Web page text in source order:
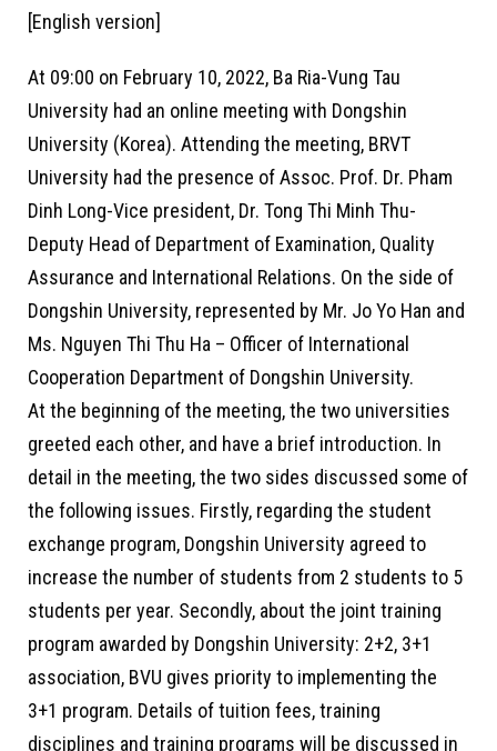
[English version]
At 09:00 on February 10, 2022, Ba Ria-Vung Tau
University had an online meeting with Dongshin
University (Korea). Attending the meeting, BRVT
University had the presence of Assoc. Prof. Dr. Pham
Dinh Long-Vice president, Dr. Tong Thi Minh Thu-
Deputy Head of Department of Examination, Quality
Assurance and International Relations. On the side of
Dongshin University, represented by Mr. Jo Yo Han and
Ms. Nguyen Thi Thu Ha – Officer of International
Cooperation Department of Dongshin University.
At the beginning of the meeting, the two universities
greeted each other, and have a brief introduction. In
detail in the meeting, the two sides discussed some of
the following issues. Firstly, regarding the student
exchange program, Dongshin University agreed to
increase the number of students from 2 students to 5
students per year. Secondly, about the joint training
program awarded by Dongshin University: 2+2, 3+1
association, BVU gives priority to implementing the
3+1 program. Details of tuition fees, training
disciplines and training programs will be discussed in